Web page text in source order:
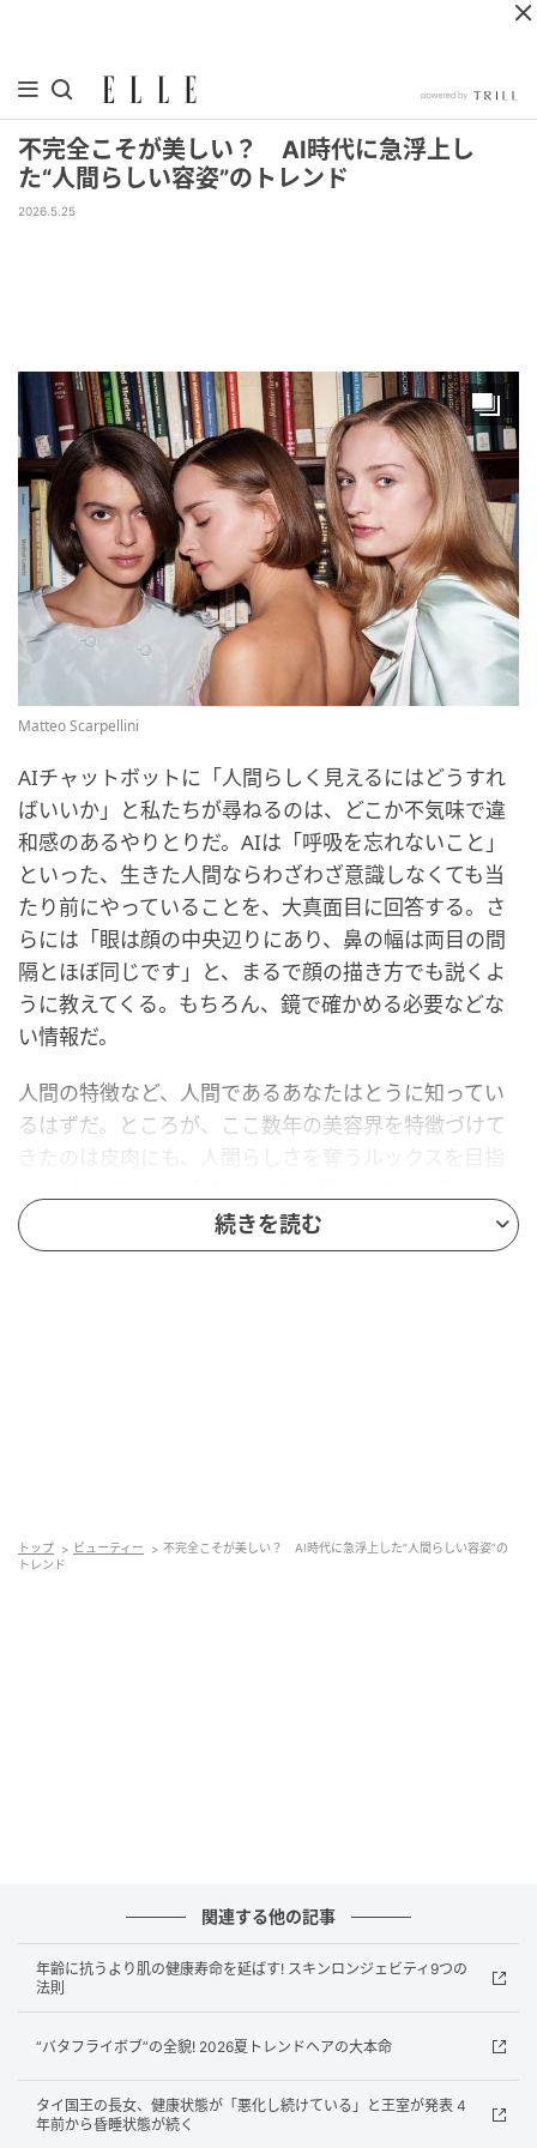
不完全こそが美しい？ AI時代に急浮上し
た“人間らしい容姿”のトレンド
2026.5.25
Matteo Scarpellini
AIチャットボットに「人間らしく見えるにはどうすれ
ばいいか」と私たちが尋ねるのは、どこか不気味で違
和感のあるやりとりだ。AIは「呼吸を忘れないこと」
といった、生きた人間ならわざわざ意識しなくても当
たり前にやっていることを、大真面目に回答する。さ
らには「眼は顔の中央辺りにあり、鼻の幅は両目の間
隔とほぼ同じです」と、まるで顔の描き方でも説くよ
うに教えてくる。もちろん、鏡で確かめる必要などな
い情報だ。
人間の特徴など、人間であるあなたはとうに知ってい
るはずだ。ところが、ここ数年の美容界を特徴づけて
きたのは皮肉にも、人間らしさを奪うルックスを目指
顔、ロボットのように光沢を放つ肌、シャープに彫り
込んだ輪郭、ノーメイク風メイクの味気ないほど均一
「人間らしく見せたい」不思議な欲望
続きを読む
トップ ビューティー
不完全こそが美しい？ AI時代に急浮上した“人間らしい容姿”の
トレンド
関連する他の記事
年齢に抗うより肌の健康寿命を延ばす! スキンロンジェビティ9つの
法則
“バタフライボブ”の全貌! 2026夏トレンドヘアの大本命
タイ国王の長女、健康状態が「悪化し続けている」と王室が発表 4
年前から昏睡状態が続く